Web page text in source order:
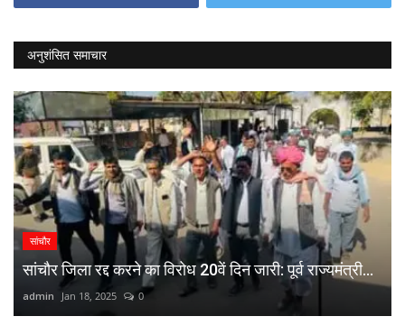
अनुशंसित समाचार
सांचौर
सांचौर जिला रद्द करने का विरोध 20वें दिन जारी: पूर्व राज्यमंत्री...
admin Jan 18, 2025 0